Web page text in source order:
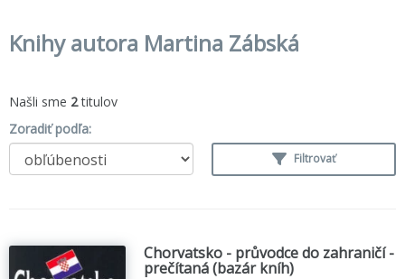
Knihy autora Martina Zábská
Našli sme 2titulov
Zoradiť podľa:
Filtrovať
Chorvatsko - průvodce do zahraničí -
prečítaná (bazár kníh)